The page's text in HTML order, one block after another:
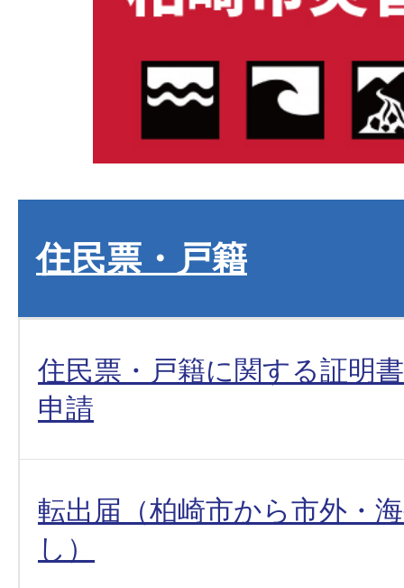
住民票・戸籍
住民票・戸籍に関する証明
申請
転出届（柏崎市から市外・
し）